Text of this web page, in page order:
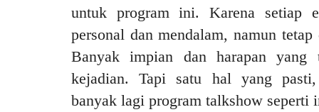
untuk program ini. Karena setiap
personal dan mendalam, namun
Banyak impian dan harapan
kejadian. Tapi satu hal yang
banyak lagi program talkshow seperti